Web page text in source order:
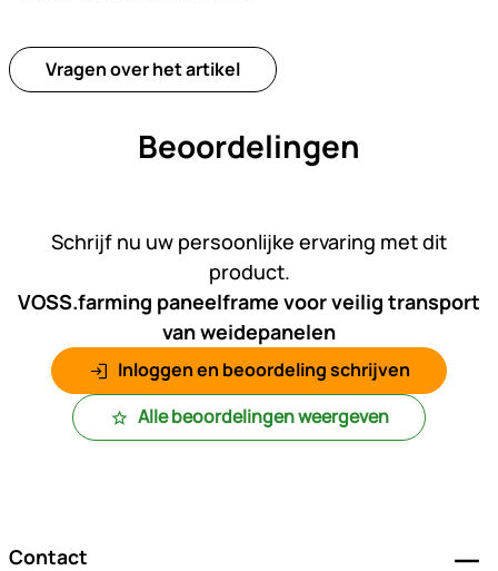
Vragen over het artikel
Beoordelingen
Schrijf nu uw persoonlijke ervaring met dit
product.
VOSS.farming paneelframe voor veilig transport
van weidepanelen
Inloggen en beoordeling schrijven
Alle beoordelingen weergeven
Contact